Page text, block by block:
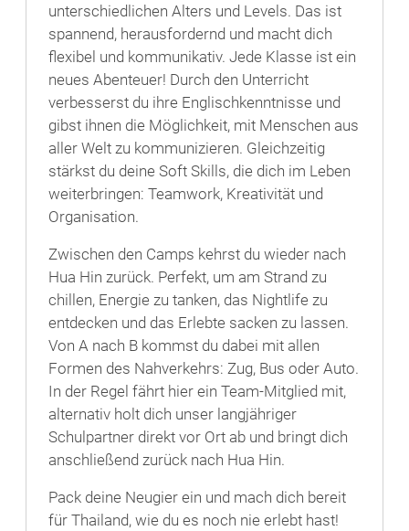
unterschiedlichen Alters und Levels. Das ist
spannend, herausfordernd und macht dich
flexibel und kommunikativ. Jede Klasse ist ein
neues Abenteuer! Durch den Unterricht
verbesserst du ihre Englischkenntnisse und
gibst ihnen die Möglichkeit, mit Menschen aus
aller Welt zu kommunizieren. Gleichzeitig
stärkst du deine Soft Skills, die dich im Leben
weiterbringen: Teamwork, Kreativität und
Organisation.
Zwischen den Camps kehrst du wieder nach
Hua Hin zurück. Perfekt, um am Strand zu
chillen, Energie zu tanken, das Nightlife zu
entdecken und das Erlebte sacken zu lassen.
Von A nach B kommst du dabei mit allen
Formen des Nahverkehrs: Zug, Bus oder Auto.
In der Regel fährt hier ein Team-Mitglied mit,
alternativ holt dich unser langjähriger
Schulpartner direkt vor Ort ab und bringt dich
anschließend zurück nach Hua Hin.
Pack deine Neugier ein und mach dich bereit
für Thailand, wie du es noch nie erlebt hast!